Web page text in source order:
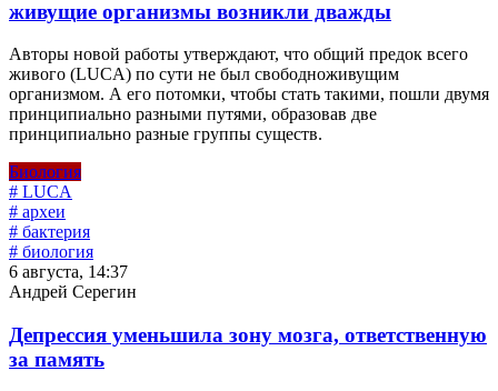
живущие организмы возникли дважды
Авторы новой работы утверждают, что общий предок всего
живого (LUCA) по сути не был свободноживущим
организмом. А его потомки, чтобы стать такими, пошли двумя
принципиально разными путями, образовав две
принципиально разные группы существ.
Биология
# LUCA
# археи
# бактерия
# биология
6 августа, 14:37
Андрей Серегин
Депрессия уменьшила зону мозга, ответственную
за память